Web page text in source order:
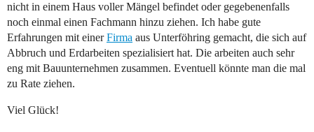
nicht in einem Haus voller Mängel befindet oder gegebenenfalls
noch einmal einen Fachmann hinzu ziehen. Ich habe gute
Erfahrungen mit einerFirma aus Unterföhring gemacht, die sich auf
Abbruch und Erdarbeiten spezialisiert hat. Die arbeiten auch sehr
eng mit Bauunternehmen zusammen. Eventuell könnte man die mal
zu Rate ziehen.
Viel Glück!